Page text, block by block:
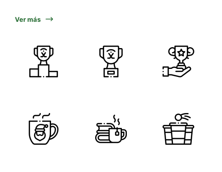
Ver más